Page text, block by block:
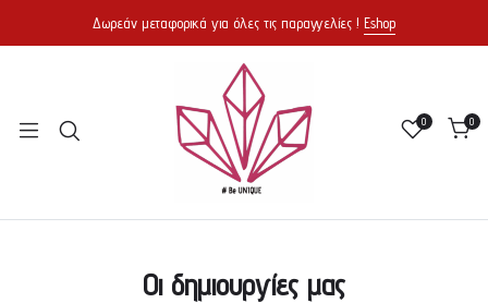
Δωρεάν μεταφορικά για όλες τις παραγγελίες ! Eshop
0 0
Οι δημιουργίες μας